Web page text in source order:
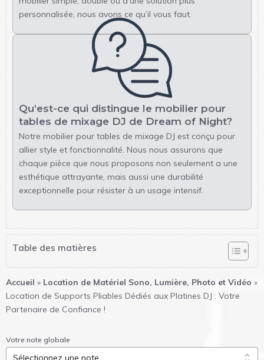
personnalisée, nous avons ce qu’il vous faut.
Qu’est-ce qui distingue le mobilier pour
tables de mixage DJ de Dream of Night?
Notre mobilier pour tables de mixage DJ est conçu pour
allier style et fonctionnalité. Nous nous assurons que
chaque pièce que nous proposons non seulement a une
esthétique attrayante, mais aussi une durabilité
exceptionnelle pour résister à un usage intensif.
Table des matières
Accueil » Location de Matériel Sono, Lumière, Photo et Vidéo »
Location de Supports Pliables Dédiés aux Platines DJ : Votre
Partenaire de Confiance !
Votre note globale